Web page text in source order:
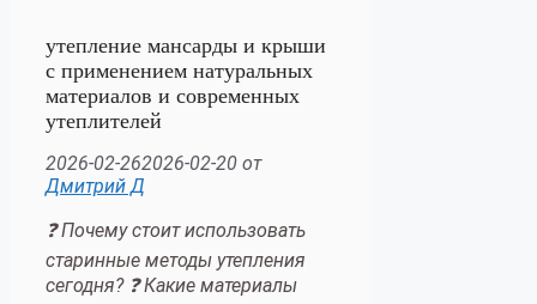
утепление мансарды и крыши
с применением натуральных
материалов и современных
утеплителей
2026-02-262026-02-20 от
Дмитрий Д
❓ Почему стоит использовать
старинные методы утепления
сегодня? ❓ Какие материалы